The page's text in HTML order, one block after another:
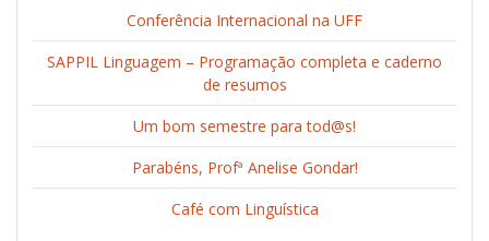
Conferência Internacional na UFF
SAPPIL Linguagem – Programação completa e caderno
de resumos
Um bom semestre para tod@s!
Parabéns, Profª Anelise Gondar!
Café com Linguística